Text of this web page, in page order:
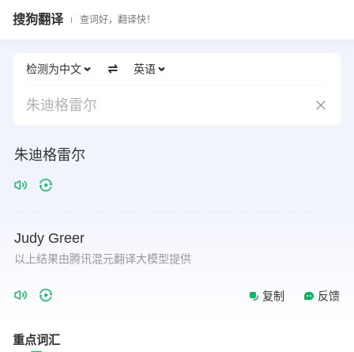
搜狗翻译 查词好，翻译快！
检测为中文 英语
朱迪格雷尔
朱迪格雷尔
Judy Greer
以上结果由腾讯混元翻译大模型提供
复制 反馈
重点词汇